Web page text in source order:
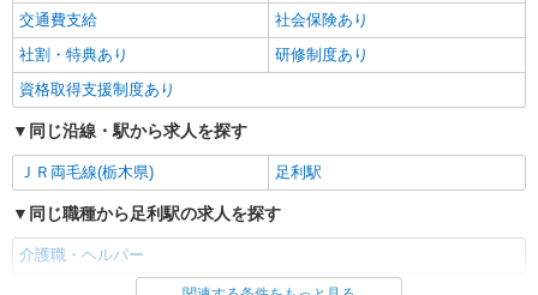
時給1500円〜2125円 ＜日払い有/週払い有/交
通費全支給(ガソリン代含む)＞
株式会社kotrio /●UT-H-2068036
ービスSTAFF
交通費支給
社会保険あり
社割・特典あり
研修制度あり
資格取得支援制度あり
同じ沿線・駅から求人を探す
ＪＲ両毛線(栃木県) 足利駅
同じ職種から足利駅の求人を探す
介護職・ヘルパー